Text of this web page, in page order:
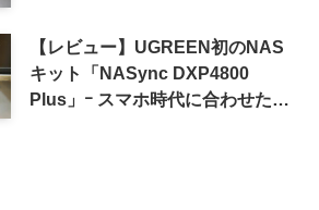
【レビュー】UGREEN初のNAS
キット「NASync DXP4800
Plus」ｰ スマホ時代に合わせた設